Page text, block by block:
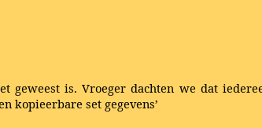
geweest is. Vroeger dachten we dat
kopieerbare set gegevens’